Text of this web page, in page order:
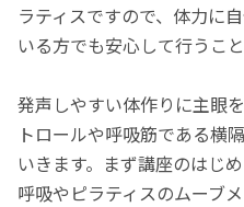
ラティスですので、体力に
いる方でも安心して行うこと
発声しやすい体作りに主眼
トロールや呼吸筋である横
いきます。まず講座のはじ
呼吸やピラティスのムーブ